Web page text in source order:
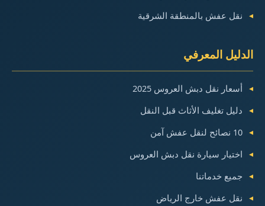
نقل عفش بالمنطقة الشرقية
الدليل المعرفي
أسعار نقل دبش العروس 2025
دليل تغليف الأثاث قبل النقل
10 نصائح لنقل عفش آمن
اختيار سيارة نقل دبش العروس
جميع خدماتنا
نقل عفش خارج الرياض